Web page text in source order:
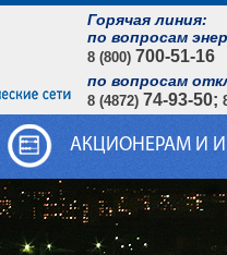
Горячая линия:
по вопросам
8 (800) 700-51-16
по вопросам
8 (4872) 74-93-50;
АКЦИОНЕРАМ И